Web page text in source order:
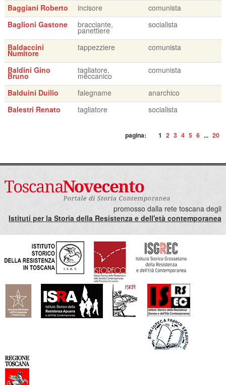
Baggiani Roberto
incisore
comunista
Baglioni Gastone
bracciante,
panettiere
socialista
Baldaccini
Numitore
tappezziere comunista
Baldini Gino
Bruno
tagliatore,
meccanico
comunista
Balduini Duilio falegname
anarchico
Balestri Renato
tagliatore socialista
pagina: 1 2 3 4 5 6 ... 20
promosso dalla rete toscana degli
Istituti per la Storia della Resistenza e dell'età contemporanea